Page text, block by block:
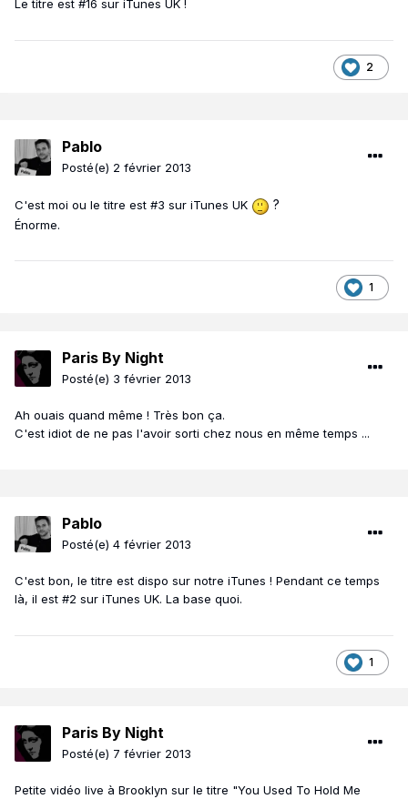
Le titre est #16 sur iTunes UK !
2
Pablo
Posté(e) 2 février 2013
C'est moi ou le titre est #3 sur iTunes UK ?
Énorme.
1
Paris By Night
Posté(e) 3 février 2013
Ah ouais quand même ! Très bon ça.
C'est idiot de ne pas l'avoir sorti chez nous en même temps ...
Pablo
Posté(e) 4 février 2013
C'est bon, le titre est dispo sur notre iTunes ! Pendant ce temps
là, il est #2 sur iTunes UK. La base quoi.
1
Paris By Night
Posté(e) 7 février 2013
Petite vidéo live à Brooklyn sur le titre "You Used To Hold Me